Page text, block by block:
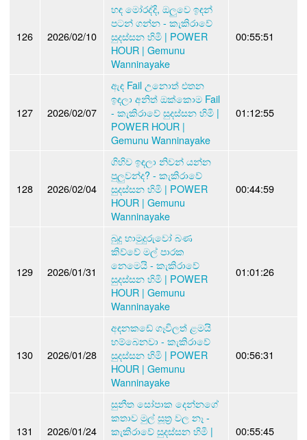
126 2026/02/10
හඳ මෝරද්දි, ඔලුවෙ ඉඳන්
පටන් ගන්න - කැකිරාවේ
සුදස්සන හිමි | POWER
HOUR | Gemunu
Wanninayake
00:55:51
127 2026/02/07
ඇඳ Fail උනොත් එතන
ඉඳලා අනිත් ඔක්කොම Fail
- කැකිරාවේ සුදස්සන හිමි |
POWER HOUR |
Gemunu Wanninayake
01:12:55
128 2026/02/04
ගිහිව ඉඳලා නිවන් යන්න
පුලුවන්ද? - කැකිරාවේ
සුදස්සන හිමි | POWER
HOUR | Gemunu
Wanninayake
00:44:59
129 2026/01/31
බුදු හාමුදුරුවෝ බණ
කිව්වේ මල් පාරක
නෙමෙයි - කැකිරාවේ
සුදස්සන හිමි | POWER
HOUR | Gemunu
Wanninayake
01:01:26
130 2026/01/28
අඳනකඩේ ගෑවිලත් ළමයි
හම්බෙනවා - කැකිරාවේ
සුදස්සන හිමි | POWER
HOUR | Gemunu
Wanninayake
00:56:31
131 2026/01/24
සුනීත සෝපාක දෙන්නගේ
කතාව මුල් සූත්‍ර වල නෑ -
කැකිරාවේ සුදස්සන හිමි |
00:55:45